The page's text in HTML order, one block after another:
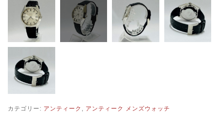
カテゴリー: アンティーク , アンティーク メンズウォッチ
KENTEX